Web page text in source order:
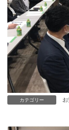
カテゴリー